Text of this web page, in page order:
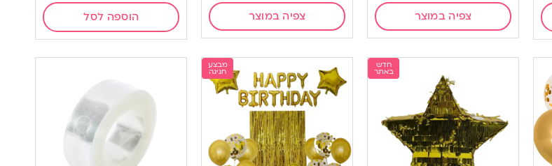
צפיה במוצר צפיה במוצר הוספה לסל
חדש
באתר
מבצע
חגיגה